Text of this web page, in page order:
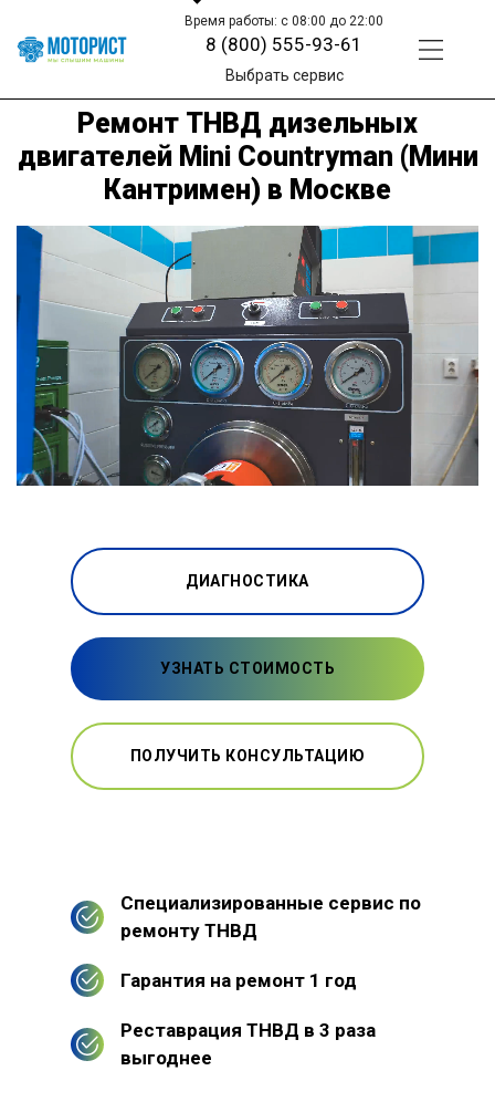
Время работы: с 08:00 до 22:00
8 (800) 555-93-61
Выбрать сервис
Ремонт ТНВД дизельных
двигателей Mini Countryman (Мини
Кантримен) в Москве
ДИАГНОСТИКА
УЗНАТЬ СТОИМОСТЬ
ПОЛУЧИТЬ КОНСУЛЬТАЦИЮ
Специализированные сервис по
ремонту ТНВД
Гарантия на ремонт 1 год
Реставрация ТНВД в 3 раза
выгоднее